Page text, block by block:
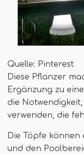
Quelle: Pinterest
Diese Pflanzer
Ergänzung zu
die
verwenden, die
Die Töpfe können
und den